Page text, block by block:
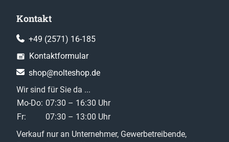
Kontakt
+49 (2571) 16-185
Kontaktformular
shop@nolteshop.de
Wir sind für Sie da ...
Mo-Do: 07:30 – 16:30 Uhr
Fr:
07:30 – 13:00 Uhr
Verkauf nur an Unternehmer, Gewerbetreibende,